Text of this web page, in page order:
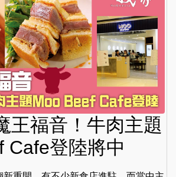
王福音！牛肉主題
Cafe登陸將中